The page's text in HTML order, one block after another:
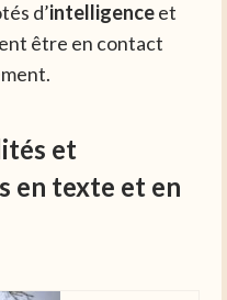
d’intelligenceet
être en contact
et
en texte et en